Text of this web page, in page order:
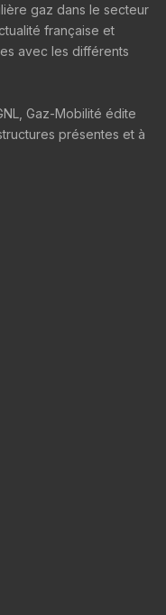
gaz dans le secteur
française et
avec les différents
Gaz-Mobilité édite
présentes et à